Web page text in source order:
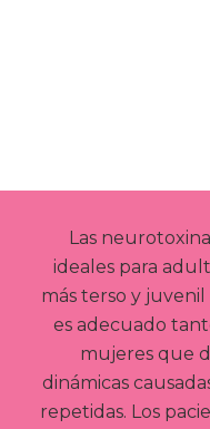
Las
ideales para
más terso y
es adecuado
mujeres que
dinámicas
repetidas. Los